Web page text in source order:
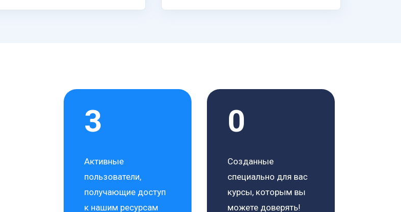
3
Активные
пользователи,
получающие доступ
к нашим ресурсам
0
Созданные
специально для вас
курсы, которым вы
можете доверять!